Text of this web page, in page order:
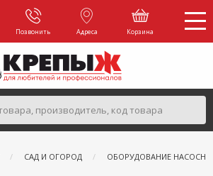
Позвонить Адреса Корзина
САД И ОГОРОД ОБОРУДОВАНИЕ